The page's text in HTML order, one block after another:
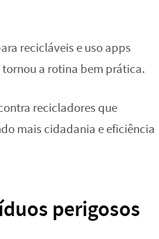
recicláveis e uso apps
tornou a rotina bem prática.
recicladores que
mais cidadania e eficiência
perigosos